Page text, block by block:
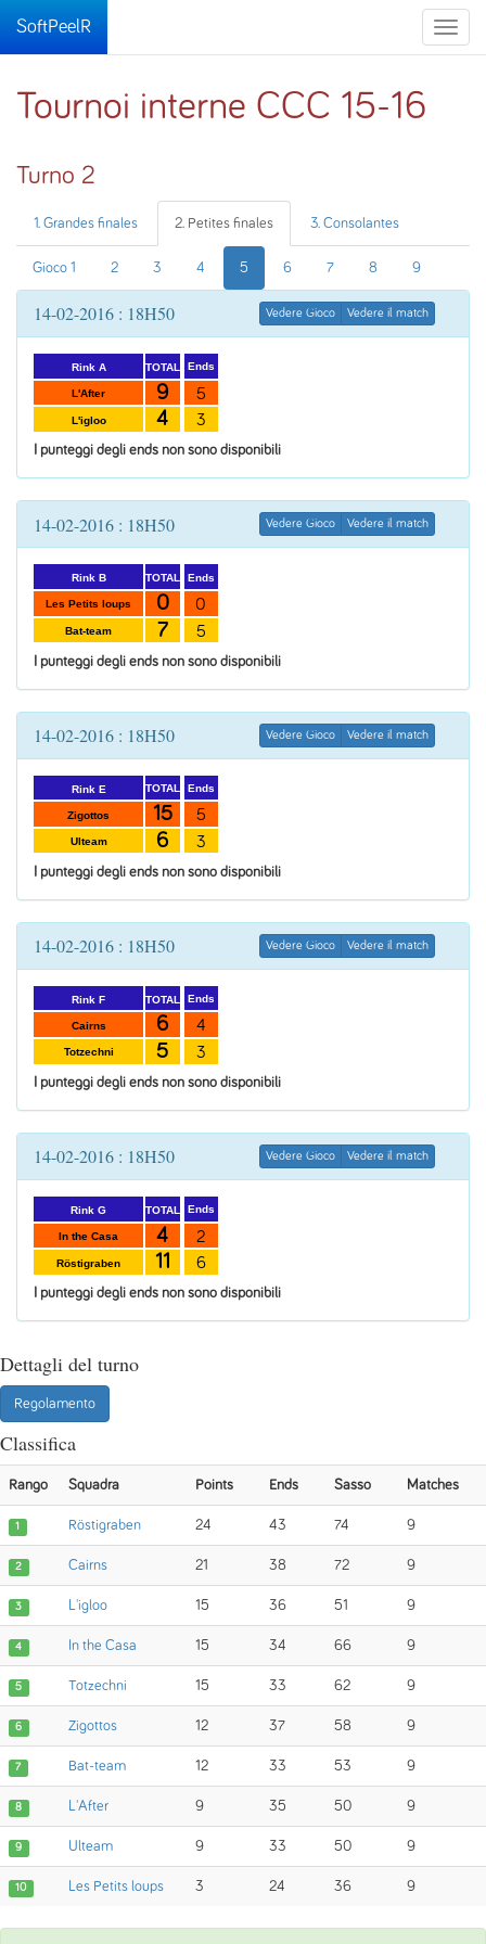
Toggle
SoftPeelR
Tournoi interne CCC 15-16
Turno 2
1. Grandes finales 2. Petites finales 3. Consolantes
Gioco 1 2 3 4 5 6 7 8 9
14-02-2016 : 18H50 Vedere Gioco Vedere il match
Rink A
L'After
L'igloo
TOTAL
9
4
Ends
5
3
I punteggi degli ends non sono disponibili
14-02-2016 : 18H50 Vedere Gioco Vedere il match
Rink B
Les Petits loups
Bat-team
TOTAL
0
7
Ends
0
5
I punteggi degli ends non sono disponibili
14-02-2016 : 18H50 Vedere Gioco Vedere il match
Rink E
Zigottos
Ulteam
TOTAL
15
6
Ends
5
3
I punteggi degli ends non sono disponibili
14-02-2016 : 18H50 Vedere Gioco Vedere il match
Rink F
Cairns
Totzechni
TOTAL
6
5
Ends
4
3
I punteggi degli ends non sono disponibili
14-02-2016 : 18H50 Vedere Gioco Vedere il match
Rink G
In the Casa
Röstigraben
TOTAL
4
11
Ends
2
6
I punteggi degli ends non sono disponibili
Dettagli del turno
Regolamento
Classifica
Rango Squadra Points Ends Sasso Matches
1 Röstigraben 24 43 74 9
2 Cairns 21 38 72 9
3 L'igloo 15 36 51 9
4 In the Casa 15 34 66 9
5 Totzechni 15 33 62 9
6 Zigottos 12 37 58 9
7 Bat-team 12 33 53 9
8 L'After 9 35 50 9
9 Ulteam 9 33 50 9
10 Les Petits loups 3 24 36 9